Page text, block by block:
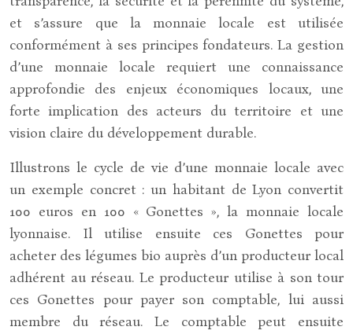
et s’assure que la monnaie locale est utilisée
conformément à ses principes fondateurs. La gestion
d’une monnaie locale requiert une connaissance
approfondie des enjeux économiques locaux, une
forte implication des acteurs du territoire et une
vision claire du développement durable.
Illustrons le cycle de vie d’une monnaie locale avec
un exemple concret : un habitant de Lyon convertit
100 euros en 100 « Gonettes », la monnaie locale
lyonnaise. Il utilise ensuite ces Gonettes pour
acheter des légumes bio auprès d’un producteur local
adhérent au réseau. Le producteur utilise à son tour
ces Gonettes pour payer son comptable, lui aussi
membre du réseau. Le comptable peut ensuite